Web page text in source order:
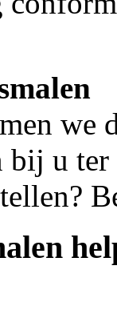
we
u ter